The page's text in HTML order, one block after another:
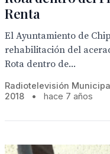
Renta
El Ayuntamiento de
rehabilitación del
Rota dentro de...
Radiotelevisión
2018
• hace 7 años